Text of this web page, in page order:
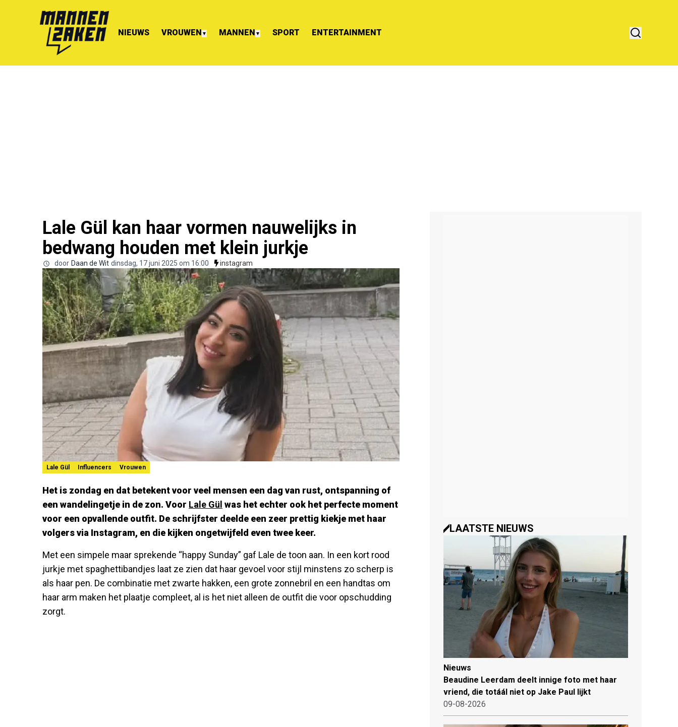
NIEUWS VROUWEN ▼ MANNEN ▼ SPORT ENTERTAINMENT
Lale Gül kan haar vormen nauwelijks in
bedwang houden met klein jurkje
door Daan de Wit dinsdag, 17 juni 2025 om 16:00 instagram
Lale Gül Influencers Vrouwen
Het is zondag en dat betekent voor veel mensen een dag van rust, ontspanning of
een wandelingetje in de zon. Voor Lale Gül was het echter ook het perfecte moment
voor een opvallende outfit. De schrijfster deelde een zeer prettig kiekje met haar
volgers via Instagram, en die kijken ongetwijfeld even twee keer.
Met een simpele maar sprekende “happy Sunday” gaf Lale de toon aan. In een kort rood
jurkje met spaghettibandjes laat ze zien dat haar gevoel voor stijl minstens zo scherp is
als haar pen. De combinatie met zwarte hakken, een grote zonnebril en een handtas om
haar arm maken het plaatje compleet, al is het niet alleen de outfit die voor opschudding
zorgt.
LAATSTE NIEUWS
Nieuws
Beaudine Leerdam deelt innige foto met haar
vriend, die totáál niet op Jake Paul lijkt
09-08-2026